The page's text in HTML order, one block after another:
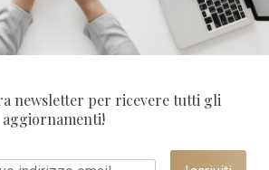
newsletter per ricevere tutti gli
aggiornamenti!